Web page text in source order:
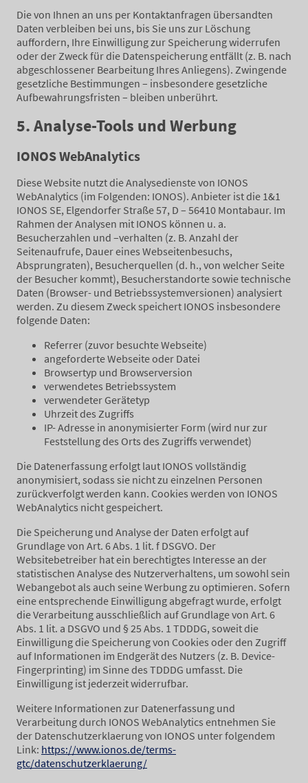
Die von Ihnen an uns per Kontaktanfragen übersandten
Daten verbleiben bei uns, bis Sie uns zur Löschung
auffordern, Ihre Einwilligung zur Speicherung widerrufen
oder der Zweck für die Datenspeicherung entfällt (z. B. nach
abgeschlossener Bearbeitung Ihres Anliegens). Zwingende
gesetzliche Bestimmungen – insbesondere gesetzliche
Aufbewahrungsfristen – bleiben unberührt.
5. Analyse-Tools und Werbung
IONOS WebAnalytics
Diese Website nutzt die Analysedienste von IONOS
WebAnalytics (im Folgenden: IONOS). Anbieter ist die 1&1
IONOS SE, Elgendorfer Straße 57, D – 56410 Montabaur. Im
Rahmen der Analysen mit IONOS können u. a.
Besucherzahlen und –verhalten (z. B. Anzahl der
Seitenaufrufe, Dauer eines Webseitenbesuchs,
Absprungraten), Besucherquellen (d. h., von welcher Seite
der Besucher kommt), Besucherstandorte sowie technische
Daten (Browser- und Betriebssystemversionen) analysiert
werden. Zu diesem Zweck speichert IONOS insbesondere
folgende Daten:
Referrer (zuvor besuchte Webseite)
angeforderte Webseite oder Datei
Browsertyp und Browserversion
verwendetes Betriebssystem
verwendeter Gerätetyp
Uhrzeit des Zugriffs
IP- Adresse in anonymisierter Form (wird nur zur
Feststellung des Orts des Zugriffs verwendet)
Die Datenerfassung erfolgt laut IONOS vollständig
anonymisiert, sodass sie nicht zu einzelnen Personen
zurückverfolgt werden kann. Cookies werden von IONOS
WebAnalytics nicht gespeichert.
Die Speicherung und Analyse der Daten erfolgt auf
Grundlage von Art. 6 Abs. 1 lit. f DSGVO. Der
Websitebetreiber hat ein berechtigtes Interesse an der
statistischen Analyse des Nutzerverhaltens, um sowohl sein
Webangebot als auch seine Werbung zu optimieren. Sofern
eine entsprechende Einwilligung abgefragt wurde, erfolgt
die Verarbeitung ausschließlich auf Grundlage von Art. 6
Abs. 1 lit. a DSGVO und § 25 Abs. 1 TDDDG, soweit die
Einwilligung die Speicherung von Cookies oder den Zugriff
auf Informationen im Endgerät des Nutzers (z. B. Device-
Fingerprinting) im Sinne des TDDDG umfasst. Die
Einwilligung ist jederzeit widerrufbar.
Weitere Informationen zur Datenerfassung und
Verarbeitung durch IONOS WebAnalytics entnehmen Sie
der Datenschutzerklaerung von IONOS unter folgendem
Link: https://www.ionos.de/terms-
gtc/datenschutzerklaerung/